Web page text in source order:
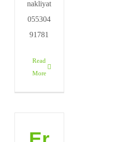
nakliyat
055304
91781
Read
More